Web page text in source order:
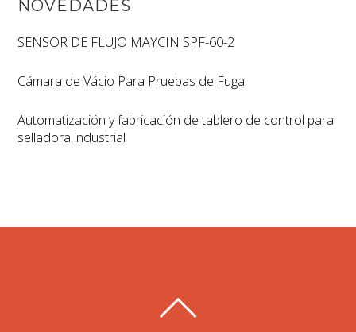
NOVEDADES
SENSOR DE FLUJO MAYCIN SPF-60-2
Cámara de Vácio Para Pruebas de Fuga
Automatización y fabricación de tablero de control para
selladora industrial